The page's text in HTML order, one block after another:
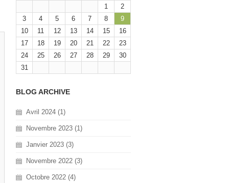
1
2
3
4 5 6 7 8
9
10
11 12 13 14 15
16
17
18 19 20 21 22
23
24
25 26 27 28 29
30
31
BLOG ARCHIVE
Avril 2024 (1)
Novembre 2023 (1)
Janvier 2023 (3)
Novembre 2022 (3)
Octobre 2022 (4)